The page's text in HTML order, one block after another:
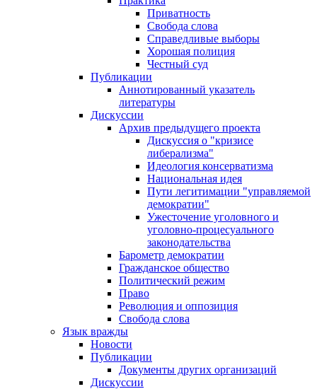
Приватность
Свобода слова
Справедливые выборы
Хорошая полиция
Честный суд
Публикации
Аннотированный указатель
литературы
Дискуссии
Архив предыдущего проекта
Дискуссия о "кризисе
либерализма"
Идеология консерватизма
Национальная идея
Пути легитимации "управляемой
демократии"
Ужесточение уголовного и
уголовно-процесуального
законодательства
Барометр демократии
Гражданское общество
Политический режим
Право
Революция и оппозиция
Свобода слова
Язык вражды
Новости
Публикации
Документы других организаций
Дискуссии